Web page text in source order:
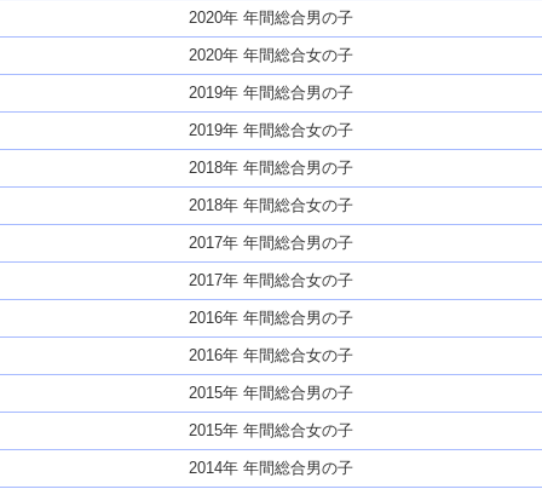
2020年 年間総合男の子
2020年 年間総合女の子
2019年 年間総合男の子
2019年 年間総合女の子
2018年 年間総合男の子
2018年 年間総合女の子
2017年 年間総合男の子
2017年 年間総合女の子
2016年 年間総合男の子
2016年 年間総合女の子
2015年 年間総合男の子
2015年 年間総合女の子
2014年 年間総合男の子